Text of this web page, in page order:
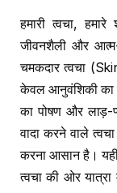
हमारी त्वचा,
जीवनशैली और
चमकदार त्वचा
केवल आनुवंशिकी का
का पोषण और लाड़-
वादा करने वाले
करना आसान है।
त्वचा की ओर